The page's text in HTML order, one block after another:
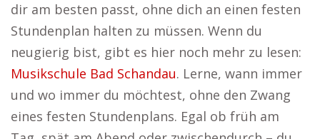
dir am besten passt, ohne dich an einen festen
Stundenplan halten zu müssen. Wenn du
neugierig bist, gibt es hier noch mehr zu lesen:
Musikschule Bad Schandau. Lerne, wann immer
und wo immer du möchtest, ohne den Zwang
eines festen Stundenplans. Egal ob früh am